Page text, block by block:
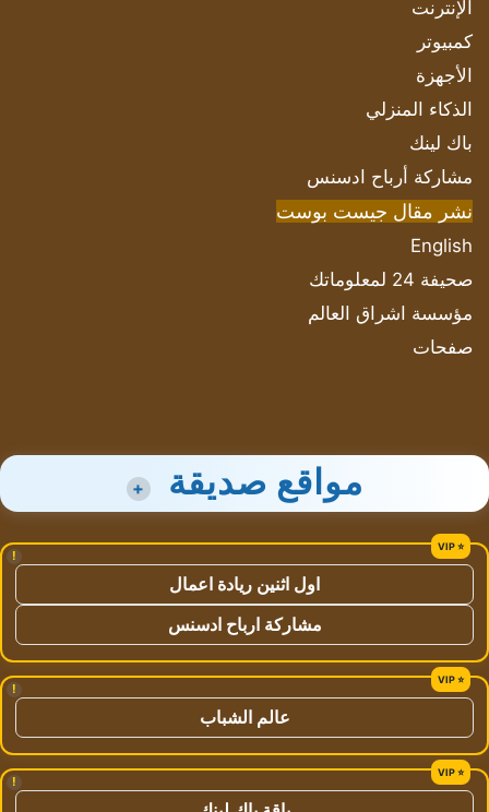
الإنترنت
كمبيوتر
الأجهزة
الذكاء المنزلي
باك لينك
مشاركة أرباح ادسنس
نشر مقال جيست بوست
English
صحيفة 24 لمعلوماتك
مؤسسة اشراق العالم
صفحات
مواقع صديقة +
!
اول اثنين ريادة اعمال
مشاركة ارباح ادسنس
!
عالم الشباب
!